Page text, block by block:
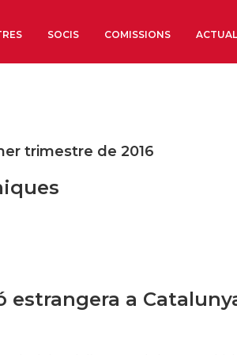
Òrgans Consultius
Organitzacions
SOCIS COMISSIONS
trimestre de 2016
estrangera a